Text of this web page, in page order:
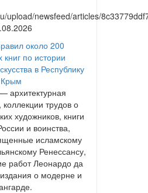
около 200
книг по истории
в Республику
Крым
архитектурная
трудов о
художников, книги
и воинства,
исламскому
Ренессансу,
работ Леонардо да
о модерне и